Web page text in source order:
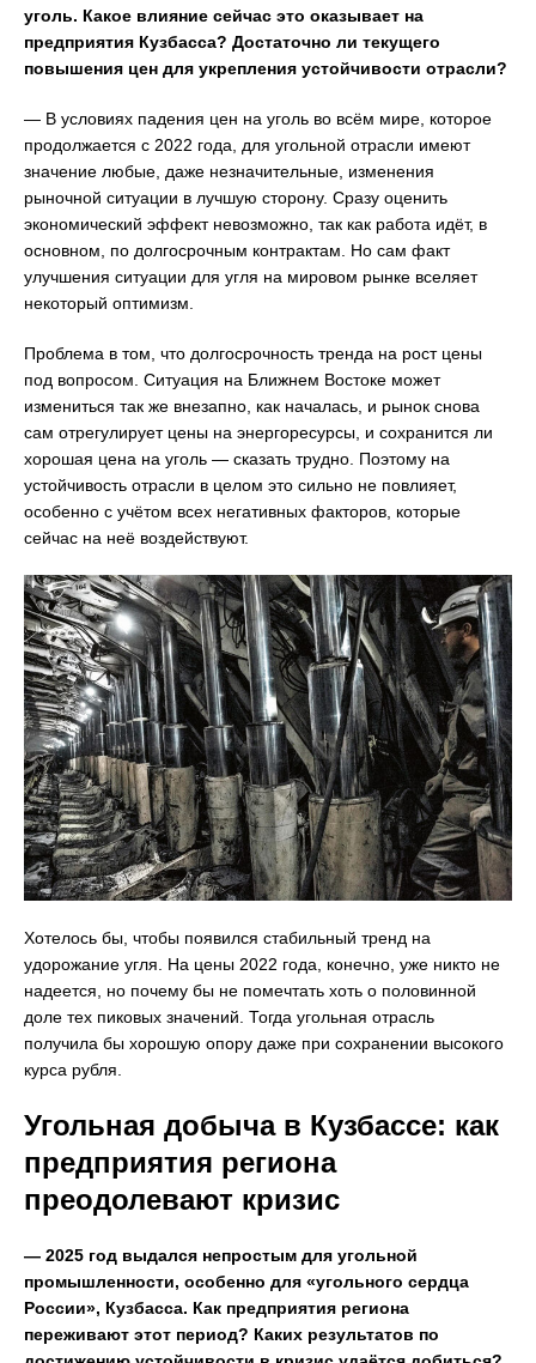
уголь. Какое влияние сейчас это оказывает на
предприятия Кузбасса? Достаточно ли текущего
повышения цен для укрепления устойчивости отрасли?
— В условиях падения цен на уголь во всём мире, которое
продолжается с 2022 года, для угольной отрасли имеют
значение любые, даже незначительные, изменения
рыночной ситуации в лучшую сторону. Сразу оценить
экономический эффект невозможно, так как работа идёт, в
основном, по долгосрочным контрактам. Но сам факт
улучшения ситуации для угля на мировом рынке вселяет
некоторый оптимизм.
Проблема в том, что долгосрочность тренда на рост цены
под вопросом. Ситуация на Ближнем Востоке может
измениться так же внезапно, как началась, и рынок снова
сам отрегулирует цены на энергоресурсы, и сохранится ли
хорошая цена на уголь — сказать трудно. Поэтому на
устойчивость отрасли в целом это сильно не повлияет,
особенно с учётом всех негативных факторов, которые
сейчас на неё воздействуют.
Хотелось бы, чтобы появился стабильный тренд на
удорожание угля. На цены 2022 года, конечно, уже никто не
надеется, но почему бы не помечтать хоть о половинной
доле тех пиковых значений. Тогда угольная отрасль
получила бы хорошую опору даже при сохранении высокого
курса рубля.
Угольная добыча в Кузбассе: как
предприятия региона
преодолевают кризис
— 2025 год выдался непростым для угольной
промышленности, особенно для «угольного сердца
России», Кузбасса. Как предприятия региона
переживают этот период? Каких результатов по